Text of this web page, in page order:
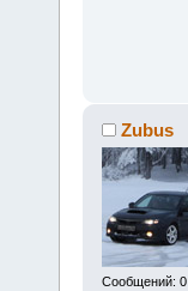
Zubus
Сообщений: 0